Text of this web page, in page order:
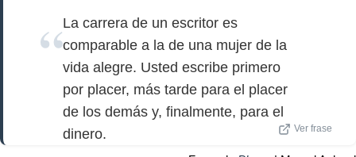
La carrera de un escritor es
comparable a la de una mujer de la
vida alegre. Usted escribe primero
por placer, más tarde para el placer
de los demás y, finalmente, para el
dinero.
Ver frase